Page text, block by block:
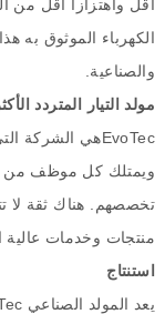
أقل واهتزازا أقل من
الكهرباء الموثوق به
والصناعية
مولد التيار المتردد
EvoTecهي الشركة
ويمتلك كل موظف من
تخصصهم
هناك ثقة
منتجات وخدمات عالية
استنتاج
يعد المولد الصناعي